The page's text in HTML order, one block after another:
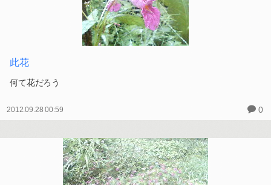
此花
何て花だろう
2012.09.28 00:59 0